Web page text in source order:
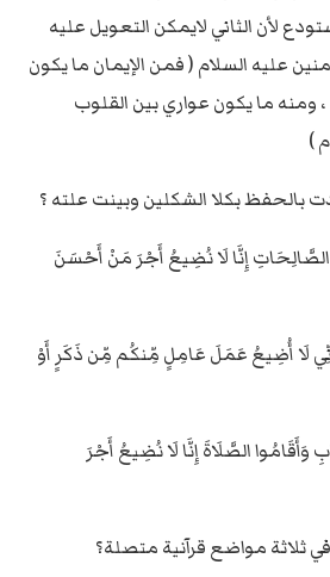
لأن الثاني لايمكن التعويل عليه
عليه السلام ( فمن الإيمان ما يكون
، ومنه ما يكون عواري بين القلوب
)
بالحفظ بكلا الشكلين وبينت علته ؟
الصَّالِحَاتِ إِنَّا لَا نُضِيعُ أَجْرَ مَنْ أَحْسَنَ
لَا أُضِيعُ عَمَلَ عَامِلٍ مِّنكُم مِّن ذَكَرٍ أَوْ
وَأَقَامُوا الصَّلَاةَ إِنَّا لَا نُضِيعُ أَجْرَ
ثلاثة مواضع قرآنية متصلة؟